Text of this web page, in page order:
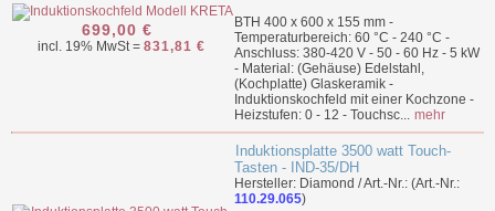
699,00 €
incl. 19% MwSt = 831,81 €
BTH 400 x 600 x 155 mm -
Temperaturbereich: 60 °C - 240 °C -
Anschluss: 380-420 V - 50 - 60 Hz - 5 kW
- Material: (Gehäuse) Edelstahl,
(Kochplatte) Glaskeramik -
Induktionskochfeld mit einer Kochzone -
Heizstufen: 0 - 12 - Touchsc... mehr
Induktionsplatte 3500 watt Touch-
Tasten - IND-35/DH
Hersteller: Diamond / Art.-Nr.: (Art.-Nr.:
110.29.065)